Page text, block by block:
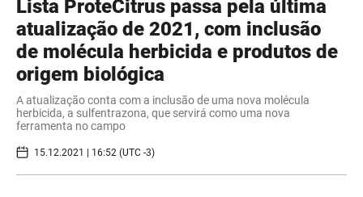
Lista ProteCitrus passa pela última
atualização de 2021, com inclusão
de molécula herbicida e produtos de
origem biológica
A atualização conta com a inclusão de uma nova molécula
herbicida, a sulfentrazona, que servirá como uma nova
ferramenta no campo
15.12.2021 | 16:52 (UTC -3)